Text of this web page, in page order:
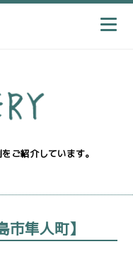
ご紹介しています。
隼人町】